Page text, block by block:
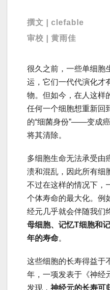
撰文 | clefable
审校 | 黄雨佳
很久之前，一些单细胞
运，它们一代代演化才
物。但如今，在人这样
任何一个细胞想重新回
的“细菌身份”——变成
将其清除。
多细胞生命无法承受由
溃和混乱，因此所有细
不过在这样的情况下，
个体寿命的最大化。例
经元几乎就会伴随我们
母细胞、记忆T细胞和
年的寿命。
这些细胞的长寿得益于
年，一项发表于《神经
发现， 神经元的长寿可